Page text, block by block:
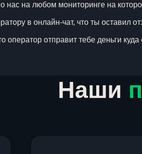
нас на любом мониторинге на
в онлайн-чат, что ты оставил
оператор отправит тебе деньги
Наши